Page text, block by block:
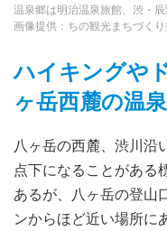
温泉郷は明治温泉旅館、渋・
画像提供：ちの観光まちづく
ハイキングや
ヶ岳西麓の温
八ヶ岳の西麓、渋川沿
点下になることがある
あるが、八ヶ岳の登山
ンからほど近い場所に